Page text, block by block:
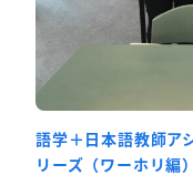
語学＋日本語教師ア
リーズ（ワーホリ編）